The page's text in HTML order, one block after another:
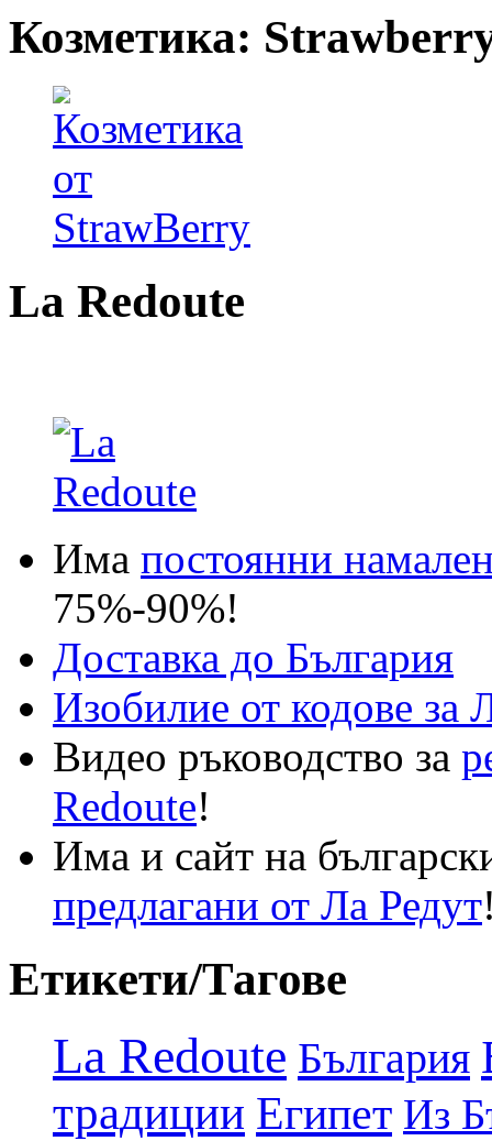
Козметика:
La Redoute
Има постоянни
75%-90%!
Доставка до България
Изобилие от кодове за
Видео ръководство за
Redoute!
Има и сайт на
предлагани от Ла Редут
Етикети/Тагове
La Redoute България
традиции Египет Из